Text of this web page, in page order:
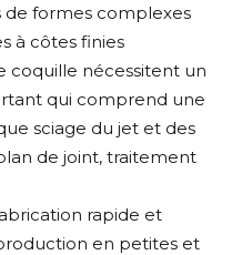
formes complexes
à côtes finies
coquille nécessitent un
qui comprend une
sciage du jet et des
de joint, traitement
rapide et
en petites et